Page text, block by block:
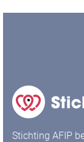
Stichting AFIP